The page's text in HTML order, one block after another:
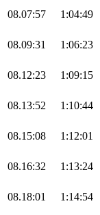
08.07:57 1:04:49
08.09:31 1:06:23
08.12:23 1:09:15
08.13:52 1:10:44
08.15:08 1:12:01
08.16:32 1:13:24
08.18:01 1:14:54